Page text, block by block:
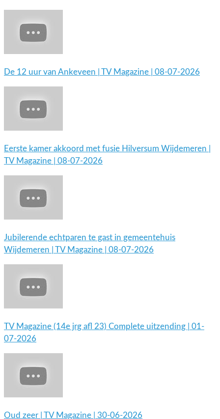
De 12 uur van Ankeveen | TV Magazine | 08-07-2026
Eerste kamer akkoord met fusie Hilversum Wijdemeren |
TV Magazine | 08-07-2026
Jubilerende echtparen te gast in gemeentehuis
Wijdemeren | TV Magazine | 08-07-2026
TV Magazine (14e jrg afl 23) Complete uitzending | 01-
07-2026
Oud zeer | TV Magazine | 30-06-2026